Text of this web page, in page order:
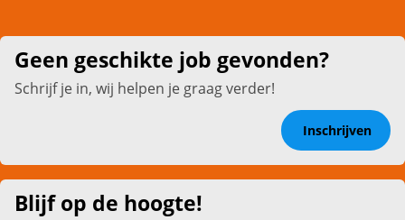
Geen geschikte job gevonden?
Schrijf je in, wij helpen je graag verder!
Inschrijven
Blijf op de hoogte!